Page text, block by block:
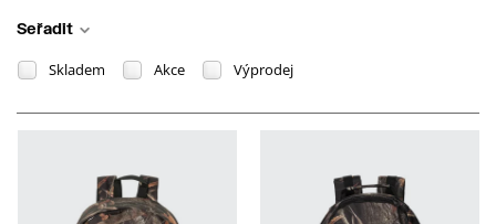
Seřadit
Skladem Akce Výprodej